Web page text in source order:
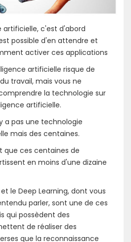
artificielle, c'est d'abord
possible d'en attendre et
activer ces applications
artificielle risque de
travail, mais vous ne
la technologie sur
artificielle.
a pas une technologie
mais des centaines.
que ces centaines de
en moins d'une dizaine
le Deep Learning, dont vous
parler, sont une de ces
qui possèdent des
de réaliser des
que la reconnaissance